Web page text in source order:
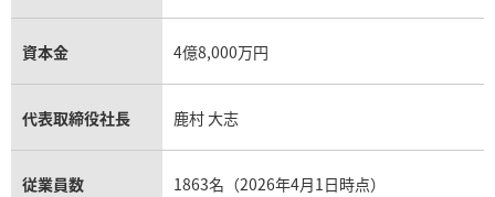
資本金 4億8,000万円
代表取締役社長 鹿村 大志
従業員数 1863名（2026年4月1日時点）